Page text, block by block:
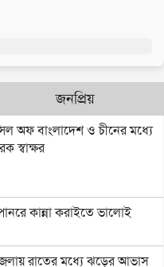
জনপ্রিয়
অফ বাংলাদেশ ও চীনের মধ্যে
স্বাক্ষর
কান্না করাইতে ভালোই
রাতের মধ্যে ঝড়ের আভাস